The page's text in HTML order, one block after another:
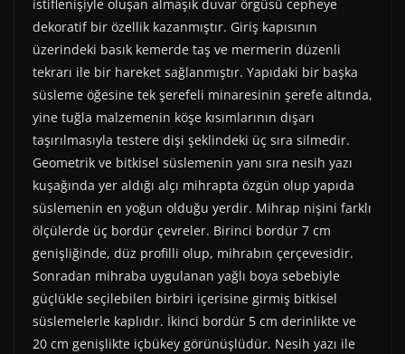
istiflenişiyle oluşan almaşık duvar örgüsü cepheye
dekoratif bir özellik kazanmıştır. Giriş kapısının
üzerindeki basık kemerde taş ve mermerin düzenli
tekrarı ile bir hareket sağlanmıştır. Yapıdaki bir başka
süsleme öğesine tek şerefeli minaresinin şerefe altında,
yine tuğla malzemenin köşe kısımlarının dışarı
taşırılmasıyla testere dişi şeklindeki üç sıra silmedir.
Geometrik ve bitkisel süslemenin yanı sıra nesih yazı
kuşağında yer aldığı alçı mihrapta özgün olup yapıda
süslemenin en yoğun olduğu yerdir. Mihrap nişini farklı
ölçülerde üç bordür çevreler. Birinci bordür 7 cm
genişliğinde, düz profilli olup, mihrabın çerçevesidir.
Sonradan mihraba uygulanan yağlı boya sebebiyle
güçlükle seçilebilen birbiri içerisine girmiş bitkisel
süslemelerle kaplıdır. İkinci bordür 5 cm derinlikte ve
20 cm genişlikte içbükey görünüşlüdür. Nesih yazı ile